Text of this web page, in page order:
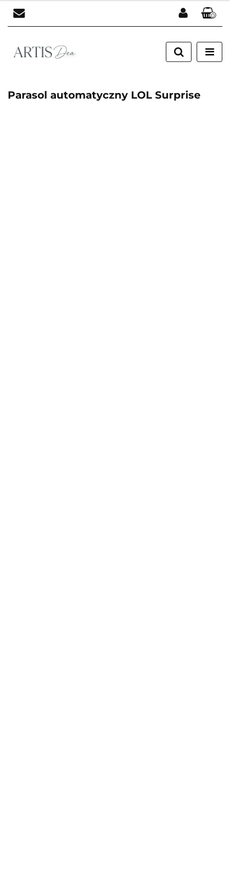
Zaloguj się
Zarejestruj się
0
Parasol automatyczny LOL Surprise